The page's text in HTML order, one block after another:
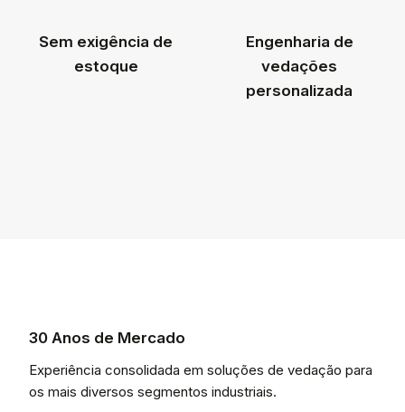
Sem exigência de
estoque
Engenharia de
vedações
personalizada
30 Anos de Mercado
Experiência consolidada em soluções de vedação para
os mais diversos segmentos industriais.